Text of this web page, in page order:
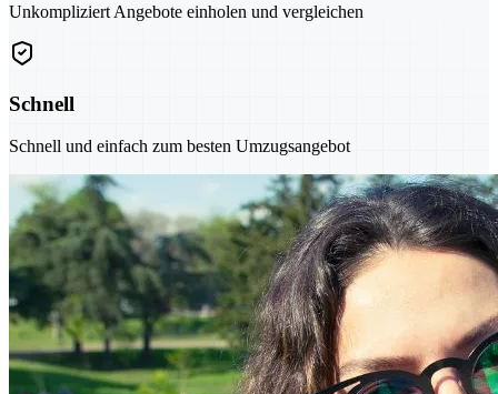
Unkompliziert Angebote einholen und vergleichen
Schnell
Schnell und einfach zum besten Umzugsangebot